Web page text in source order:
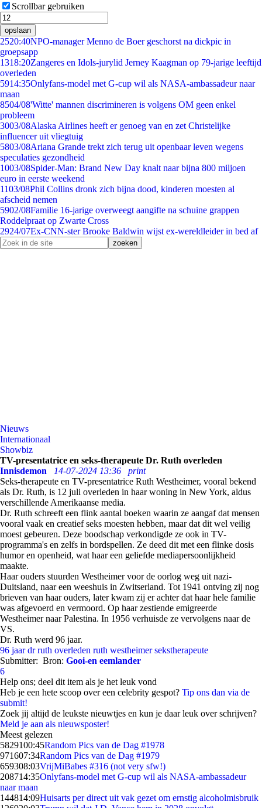
Scrollbar gebruiken
opslaan
2520:40NPO-manager Menno de Boer geschorst na dickpic in
groepsapp
1318:20Zangeres en Idols-jurylid Jerney Kaagman op 79-jarige leeftijd
overleden
5914:35Onlyfans-model met G-cup wil als NASA-ambassadeur naar
maan
8504/08'Witte' mannen discrimineren is volgens OM geen enkel
probleem
3003/08Alaska Airlines heeft er genoeg van en zet Christelijke
influencer uit vliegtuig
5803/08Ariana Grande trekt zich terug uit openbaar leven wegens
speculaties gezondheid
1003/08Spider-Man: Brand New Day knalt naar bijna 800 miljoen
euro in eerste weekend
1103/08Phil Collins dronk zich bijna dood, kinderen moesten al
afscheid nemen
5902/08Familie 16-jarige overweegt aangifte na schuine grappen
Roddelpraat op Zwarte Cross
2924/07Ex-CNN-ster Brooke Baldwin wijst ex-wereldleider in bed af
Nieuws
Internationaal
Showbiz
TV-presentatrice en seks-therapeute Dr. Ruth overleden
Innisdemon
14-07-2024 13:36
print
Seks-therapeute en TV-presentatrice Ruth Westheimer, vooral bekend
als Dr. Ruth, is 12 juli overleden in haar woning in New York, aldus
verschillende Amerikaanse media.
Dr. Ruth schreeft een flink aantal boeken waarin ze aangaf dat mensen
vooral vaak en creatief seks moesten hebben, maar dat dit wel veilig
moest gebeuren. Deze boodschap verkondigde ze ook in TV-
programma's en zelfs in bordspellen. Ze deed dit met een flinke dosis
humor en openheid, wat haar een geliefde mediapersoonlijkheid
maakte.
Haar ouders stuurden Westheimer voor de oorlog weg uit nazi-
Duitsland, naar een weeshuis in Zwitserland. Tot 1941 ontving zij nog
brieven van haar ouders, later kwam zij er achter dat haar hele familie
was afgevoerd en vermoord. Op haar zestiende emigreerde
Westheimer naar Palestina. In 1956 verhuisde ze vervolgens naar de
VS.
Dr. Ruth werd 96 jaar.
96 jaar dr ruth overleden ruth westheimer sekstherapeute
Submitter: Bron: Gooi-en eemlander
6
Help ons; deel dit item als je het leuk vond
Heb je een hete scoop over een celebrity gespot? Tip ons dan via de
submit!
Zoek jij altijd de leukste nieuwtjes en kun je daar leuk over schrijven?
Meld je aan als nieuwsposter!
Meest gelezen
5829100:45Random Pics van de Dag #1978
971607:34Random Pics van de Dag #1979
659308:03VrijMiBabes #316 (not very sfw!)
208714:35Onlyfans-model met G-cup wil als NASA-ambassadeur
naar maan
144814:09Huisarts per direct uit vak gezet om ernstig alcoholmisbruik